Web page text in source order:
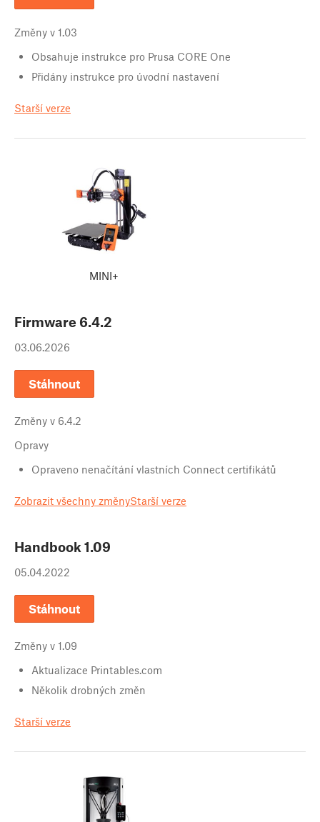
Změny v 1.03
Obsahuje instrukce pro Prusa CORE One
Přidány instrukce pro úvodní nastavení
Starší verze
MINI+
Firmware 6.4.2
03.06.2026
Stáhnout
Změny v 6.4.2
Opravy
Opraveno nenačítání vlastních Connect certifikátů
Zobrazit všechny změnyStarší verze
Handbook 1.09
05.04.2022
Stáhnout
Změny v 1.09
Aktualizace Printables.com
Několik drobných změn
Starší verze